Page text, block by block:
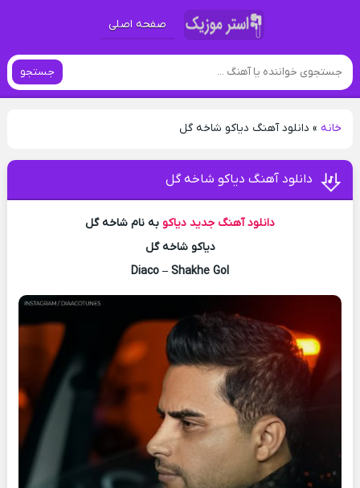
صفحه اصلی
جستجو
خانه» دانلود آهنگ دیاکو شاخه گل
دانلود آهنگ دیاکو شاخه گل
دانلود آهنگ جدید دیاکو به نام شاخه گل
دیاکو شاخه گل
Diaco – Shakhe Gol